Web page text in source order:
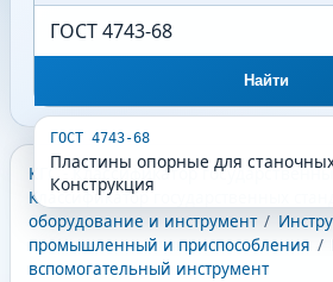
Найти
ГОСТ 4743-68
Пластины опорные для
Конструкция
КГС - Классификатор
Классификатор государственных
оборудование и инструмент /
промышленный и приспособления /
вспомогательный инструмент